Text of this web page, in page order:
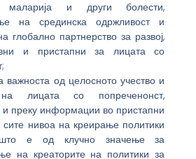
и други болести,
на срединска одржливост и
глобално партнерство за развој,
и пристапни за лицата со
важноста од целосното учество и
на лицата со попреченонст,
и преку информации во пристапни
нивоа на креирање политики
е од клучно значење за
на креаторите на политики за